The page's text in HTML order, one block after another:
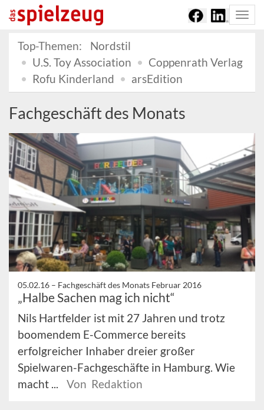
Top-Themen:
Nordstil
U.S. Toy Association
Coppenrath Verlag
Rofu Kinderland
arsEdition
Fachgeschäft des Monats
05.02.16 – Fachgeschäft des Monats Februar 2016
„Halbe Sachen mag ich nicht“
Nils Hartfelder ist mit 27 Jahren und trotz
boomendem E-Commerce bereits
erfolgreicher Inhaber dreier großer
Spielwaren-Fachgeschäfte in Hamburg. Wie
macht ...
Von Redaktion